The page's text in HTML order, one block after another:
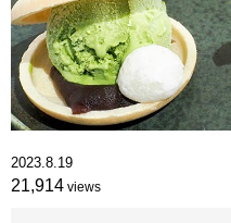
2023.8.19
21,914 views